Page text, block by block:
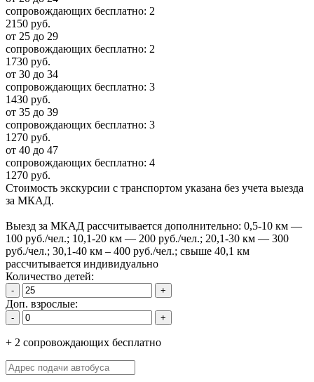
сопровождающих бесплатно: 2
2150 руб.
от 25 до 29
сопровождающих бесплатно: 2
1730 руб.
от 30 до 34
сопровождающих бесплатно: 3
1430 руб.
от 35 до 39
сопровождающих бесплатно: 3
1270 руб.
от 40 до 47
сопровождающих бесплатно: 4
1270 руб.
Стоимость экскурсии с транспортом указана без учета выезда
за МКАД.
Выезд за МКАД рассчитывается дополнительно: 0,5-10 км —
100 руб./чел.; 10,1-20 км — 200 руб./чел.; 20,1-30 км — 300
руб./чел.; 30,1-40 км – 400 руб./чел.; свыше 40,1 км
рассчитывается индивидуально
Количество детей:
- +
Доп. взрослые:
- +
+ 2 сопровождающих бесплатно